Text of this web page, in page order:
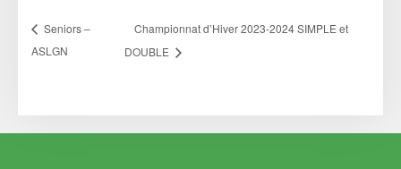
Seniors –
ASLGN
Championnat d’Hiver 2023-2024 SIMPLE et
DOUBLE